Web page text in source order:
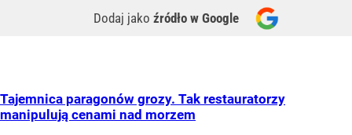
Dodaj jako źródło w Google
Tajemnica paragonów grozy. Tak restauratorzy
manipulują cenami nad morzem